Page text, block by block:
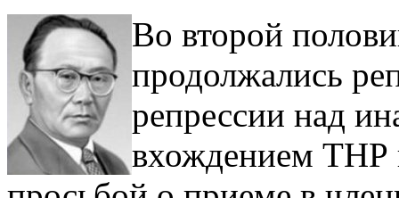
Во второй
продолжались
репрессии над
вхождением ТНР